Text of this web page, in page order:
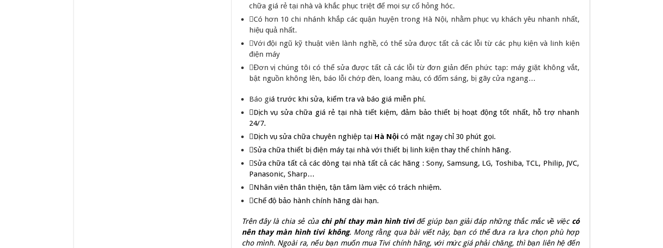
chữa giá rẻ tại nhà và khắc phục triệt để mọi sự cố hỏng hóc.
Có hơn 10 chi nhánh khắp các quận huyện trong Hà Nội, nhằm phục vụ khách yêu nhanh nhất,
hiệu quả nhất.
Với đội ngũ kỹ thuật viên lành nghề, có thể sửa được tất cả các lỗi từ các phụ kiện và linh kiện
điện máy
Đơn vị chúng tôi có thể sửa được tất cả các lỗi từ đơn giản đến phức tạp: máy giặt không vắt,
bật nguồn không lên, báo lỗi chớp đèn, loang màu, có đốm sáng, bị gãy cửa ngang…
Báo giá trước khi sửa, kiểm tra và báo giá miễn phí.
Dịch vụ sửa chữa giá rẻ tại nhà tiết kiệm, đảm bảo thiết bị hoạt động tốt nhất, hỗ trợ nhanh
24/7.
Dịch vụ sửa chữa chuyên nghiệp tại Hà Nộicó mặt ngay chỉ 30 phút gọi.
Sửa chữa thiết bị điện máy tại nhà với thiết bị linh kiện thay thế chính hãng.
Sửa chữa tất cả các dòng tại nhà tất cả các hãng : Sony, Samsung, LG, Toshiba, TCL, Philip, JVC,
Panasonic, Sharp…
Nhân viên thân thiện, tận tâm làm việc có trách nhiệm.
Chế độ bảo hành chính hãng dài hạn.
Trên đây là chia sẻ của chi phí thay màn hình tiviđể giúp bạn giải đáp những thắc mắc về việc có
nên thay màn hình tivi không. Mong rằng qua bài viết này, bạn có thể đưa ra lựa chọn phù hợp
cho mình. Ngoài ra, nếu bạn muốn mua Tivi chính hãng, với mức giá phải chăng, thì bạn liên hệ đến